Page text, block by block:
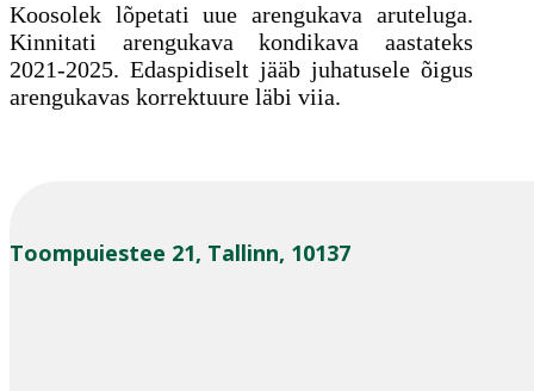
Koosolek lõpetati uue arengukava aruteluga.
Kinnitati arengukava kondikava aastateks
2021-2025. Edaspidiselt jääb juhatusele õigus
arengukavas korrektuure läbi viia.
Toompuiestee 21, Tallinn, 10137